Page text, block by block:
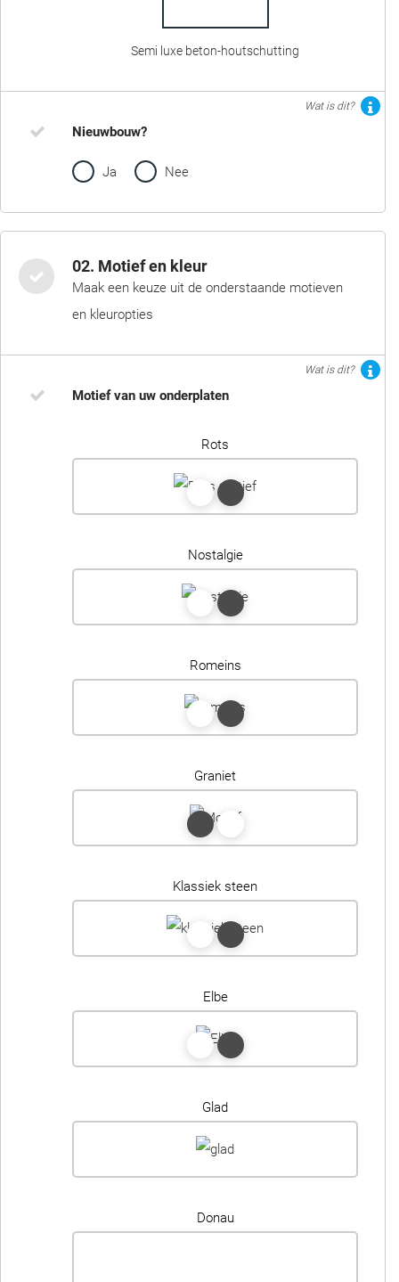
Semi luxe beton-houtschutting
Wat is dit?
Nieuwbouw?
Ja Nee
02. Motief en kleur
Maak een keuze uit de onderstaande motieven
en kleuropties
Wat is dit?
Motief van uw onderplaten
Rots
Nostalgie
Romeins
Graniet
Klassiek steen
Elbe
Glad
Donau